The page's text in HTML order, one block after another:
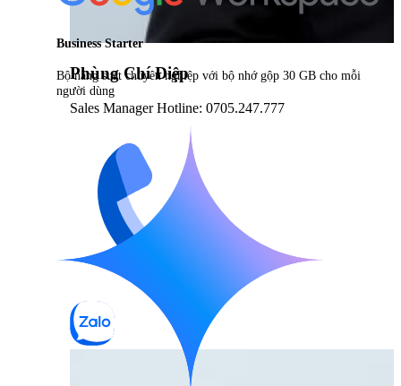
Phùng Chí Điệp
Sales Manager Hotline: 0705.247.777
Business Starter
Bộ năng suất chuyên nghiệp với bộ nhớ gộp 30 GB cho mỗi
người dùng